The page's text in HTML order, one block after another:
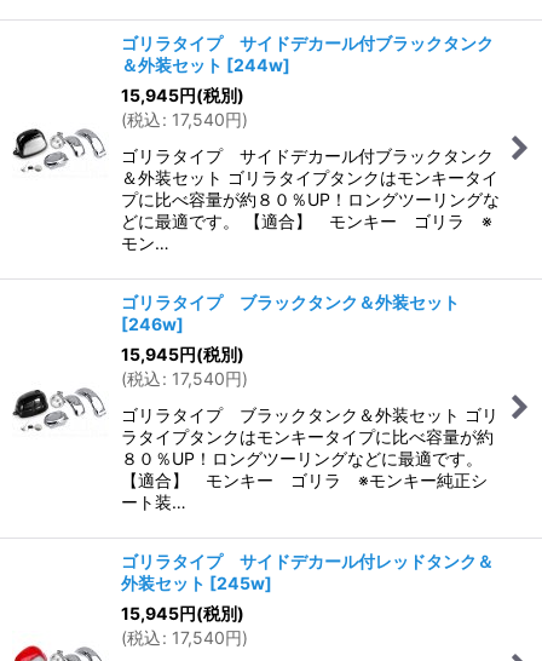
ゴリラタイプ サイドデカール付ブラックタンク
＆外装セット [244w]
15,945円(税別)
(税込: 17,540円)
ゴリラタイプ サイドデカール付ブラックタンク
＆外装セット ゴリラタイプタンクはモンキータイ
プに比べ容量が約８０％UP！ロングツーリングな
どに最適です。 【適合】 モンキー ゴリラ ※
モン…
ゴリラタイプ ブラックタンク＆外装セット
[246w]
15,945円(税別)
(税込: 17,540円)
ゴリラタイプ ブラックタンク＆外装セット ゴリ
ラタイプタンクはモンキータイプに比べ容量が約
８０％UP！ロングツーリングなどに最適です。
【適合】 モンキー ゴリラ ※モンキー純正シ
ート装…
ゴリラタイプ サイドデカール付レッドタンク＆
外装セット [245w]
15,945円(税別)
(税込: 17,540円)